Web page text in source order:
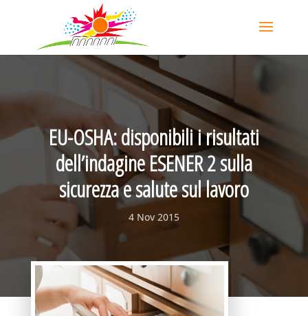
EU-OSHA: disponibili i risultati
dell’indagine ESENER 2 sulla
sicurezza e salute sul lavoro
4 Nov 2015